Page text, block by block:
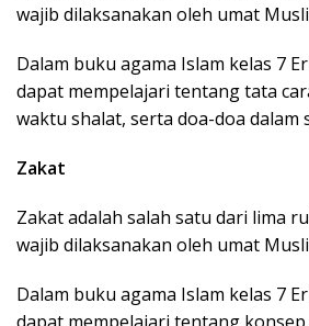
wajib dilaksanakan oleh umat
Dalam buku agama Islam kelas 7
dapat mempelajari tentang tata
waktu shalat, serta doa-doa dalam
Zakat
Zakat adalah salah satu dari lima
wajib dilaksanakan oleh umat
Dalam buku agama Islam kelas 7